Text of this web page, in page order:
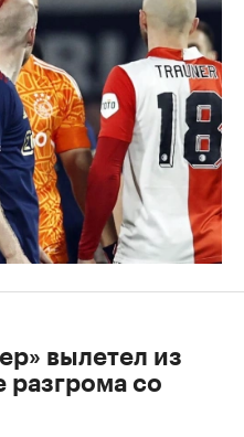
вылетел из
разгрома со